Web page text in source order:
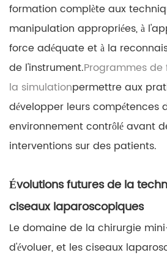
formation complète aux
manipulation appropriées, à
force adéquate et à la
de l'instrument.Programmes de
la simulationpermettre aux
développer leurs compétences
environnement contrôlé avant
interventions sur des patients.
Évolutions futures de la
ciseaux laparoscopiques
Le domaine de la chirurgie
d'évoluer, et les ciseaux